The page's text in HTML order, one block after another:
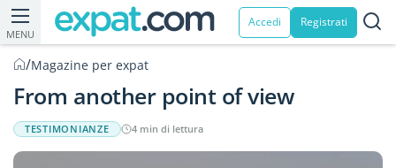
MENU
Accedi Registrati
/Magazine per expat
From another point of view
TESTIMONIANZE 4 min di lettura